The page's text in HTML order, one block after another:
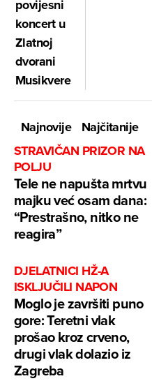
povijesni
koncert u
Zlatnoj
dvorani
Musikvereina
Najnovije
Najčitanije
STRAVIČAN PRIZOR NA
POLJU
Tele ne napušta mrtvu
majku već osam dana:
“Prestrašno, nitko ne
reagira”
DJELATNICI HŽ-A
ISKLJUČILI NAPON
Moglo je završiti puno
gore: Teretni vlak
prošao kroz crveno,
drugi vlak dolazio iz
Zagreba